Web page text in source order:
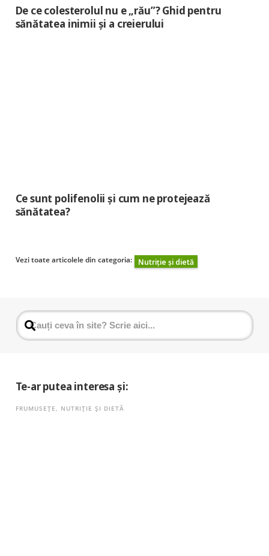
De ce colesterolul nu e „rău”? Ghid pentru
sănătatea inimii și a creierului
Ce sunt polifenolii și cum ne protejează
sănătatea?
Vezi toate articolele din categoria: Nutriție și dietă
Te-ar putea interesa și:
FRUMUSEȚE NUTRIȚIE ȘI DIETĂ